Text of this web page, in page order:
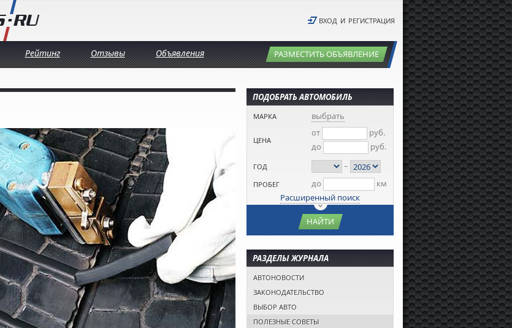
ВХОД И РЕГИСТРАЦИЯ
Рейтинг Отзывы Объявления РАЗМЕСТИТЬ ОБЪЯВЛЕНИЕ
ПОДОБРАТЬ АВТОМОБИЛЬ
МАРКА выбрать
ЦЕНА
от
руб.
до
руб.
ГОД –
ПРОБЕГ до
км
Расширенный поиск
НАЙТИ
РАЗДЕЛЫ ЖУРНАЛА
АВТОНОВОСТИ
ЗАКОНОДАТЕЛЬСТВО
ВЫБОР АВТО
ПОЛЕЗНЫЕ СОВЕТЫ